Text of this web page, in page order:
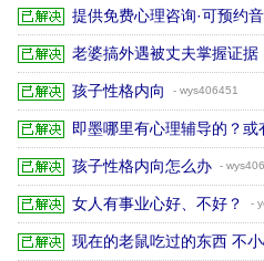
提供免费心理咨询·可预约
老婆搞外遇被丈夫掌握证
孩子性格内向 - wys406451
即墨哪里有心理辅导的？或
孩子性格内向怎么办 -
女人有事业心好、不好？ -
现在的老鼠吃过的东西 不